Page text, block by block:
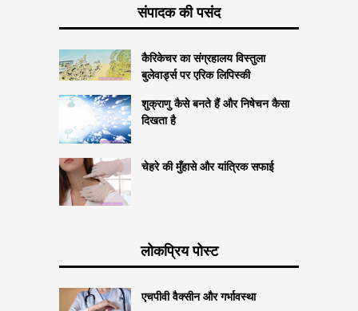
संपादक की पसंद
कैरिकेचर का संग्रहालय विस्तुला
बुलेवार्ड्स पर एरिक लिपिस्की
शुक्राणु कैसे बनते हैं और निषेचन कैसा
दिखता है
चेहरे की मुँहासे और यांत्रिक सफाई
लोकप्रिय पोस्ट
एचपीवी वैक्सीन और गर्भावस्था